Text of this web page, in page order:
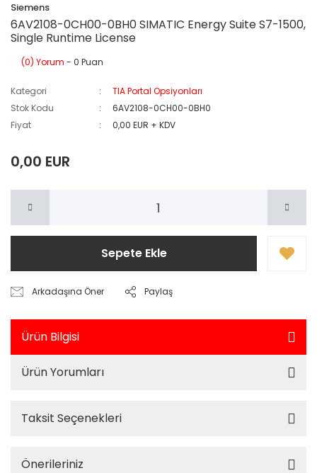
Siemens
6AV2108-0CH00-0BH0 SIMATIC Energy Suite S7-1500,
Single Runtime License
(0) Yorum - 0 Puan
Kategori
TIA Portal Opsiyonları
Stok Kodu
6AV2108-0CH00-0BH0
Fiyat
0,00 EUR + KDV
0,00 EUR
Sepete Ekle
Arkadaşına Öner Paylaş
Ürün Bilgisi
Ürün Yorumları
Taksit Seçenekleri
Önerileriniz